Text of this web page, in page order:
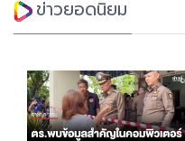
ข่าวยอดนิยม